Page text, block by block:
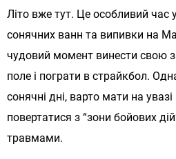
Літо вже тут. Це особливий час
сонячних ванн та випивки на
чудовий момент винести свою
поле і пограти в страйкбол.
сонячні дні, варто мати на
повертатися з “зони бойових
травмами.